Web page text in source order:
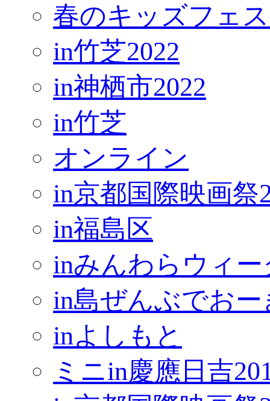
春のキッズフェ
in竹芝2022
in神栖市2022
in竹芝
オンライン
in京都国際映画祭
in福島区
inみんわらウィー
in島ぜんぶでおー
inよしもと
ミニin慶應日吉